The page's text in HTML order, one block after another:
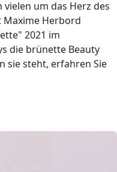
um das Herz des
Maxime Herbord
2021 im
die brünette Beauty
sie steht, erfahren Sie